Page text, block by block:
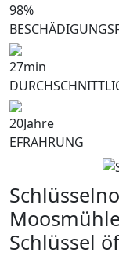
98%
27min
20Jahre
EFRAHRUNG
Schlüssel